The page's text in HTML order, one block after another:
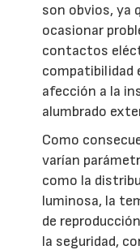
son obvios, ya
ocasionar
contactos
compatibilidad
afección a la
alumbrado
Como
varían
como la
luminosa, la
de
la seguridad,